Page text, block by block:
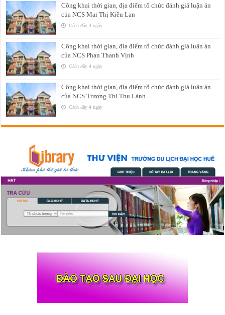
Công khai thời gian, địa điểm tổ chức đánh giá luận án
của NCS Mai Thị Kiều Lan
Cách đây 4 ngày
Công khai thời gian, địa điểm tổ chức đánh giá luận án
của NCS Phan Thanh Vịnh
Cách đây 4 ngày
Công khai thời gian, địa điểm tổ chức đánh giá luận án
của NCS Trương Thị Thu Lành
Cách đây 4 ngày